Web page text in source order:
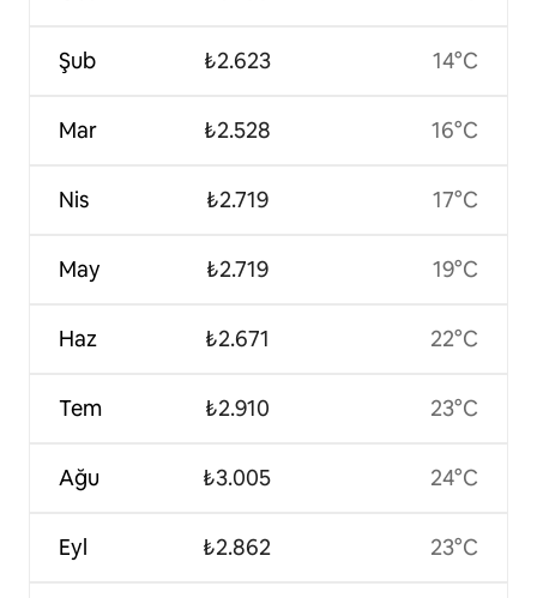
Şub
Mar
Nis
May
Haz
Tem
Ağu
Eyl
₺2.623
₺2.528
₺2.719
₺2.719
₺2.671
₺2.910
₺3.005
₺2.862
14°C
16°C
17°C
19°C
22°C
23°C
24°C
23°C